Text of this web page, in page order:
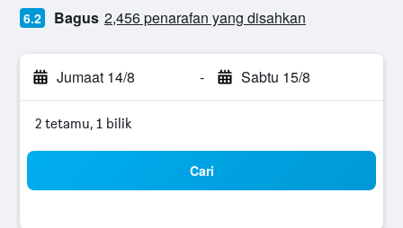
6.2 Bagus 2,456 penarafan yang disahkan
Jumaat 14/8 - Sabtu 15/8
2 tetamu, 1 bilik
Cari